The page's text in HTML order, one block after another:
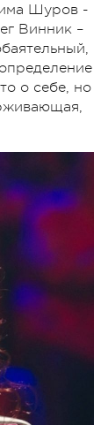
Шуров -
Винник –
о себе, но